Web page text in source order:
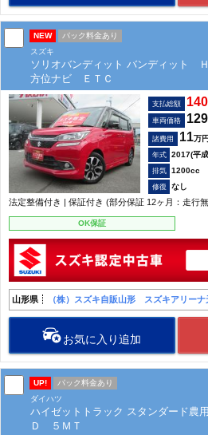
NEW
パック料金あり
スズキ
ソリオバンディット バンディッ
方位ナビ ＥＴＣ
支払総額
車両価格
諸費用 11万円
2017(平
1200cc
なし
法定整備付き | 保証付き (部分保証 12ヶ月：走行
OK保証
山形県 （株）スズキ自販山形 スズキアリー
お気に入り追加
UP!
パック料金あり
ダイハツ
ハイゼットトラック スタンダード
Ｄ ５ＭＴ